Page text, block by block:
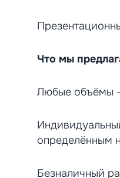
Что мы
Любые объёмы
определённым
Безналичный